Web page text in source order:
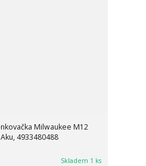
Milwaukee M12
4933480488
Skladem 1 ks